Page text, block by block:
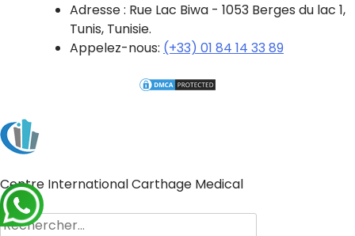
Adresse : Rue Lac Biwa - 1053 Berges du lac 1,
Tunis, Tunisie.
Appelez-nous: (+33) 01 84 14 33 89
Centre International Carthage Medical